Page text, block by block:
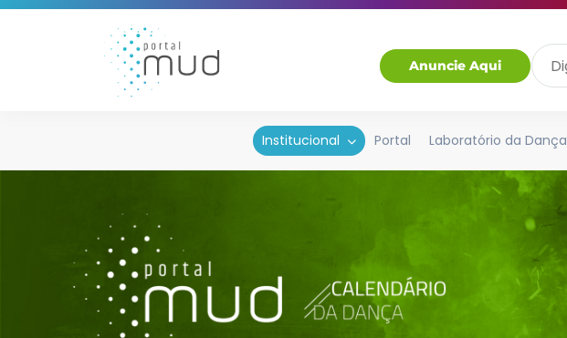
Anuncie Aqui
Institucional Portal Laboratório da Dança